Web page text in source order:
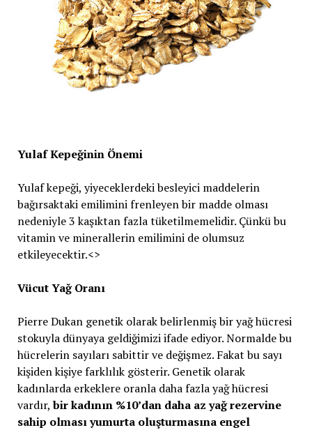
Yulaf Kepeğinin Önemi
Yulaf kepeği, yiyeceklerdeki besleyici maddelerin
bağırsaktaki emilimini frenleyen bir madde olması
nedeniyle 3 kaşıktan fazla tüketilmemelidir. Çünkü bu
vitamin ve minerallerin emilimini de olumsuz
etkileyecektir.<>
Vücut Yağ Oranı
Pierre Dukan genetik olarak belirlenmiş bir yağ hücresi
stokuyla dünyaya geldiğimizi ifade ediyor. Normalde bu
hücrelerin sayıları sabittir ve değişmez. Fakat bu sayı
kişiden kişiye farklılık gösterir. Genetik olarak
kadınlarda erkeklere oranla daha fazla yağ hücresi
vardır,bir kadının %10’dan daha az yağ rezervine
sahip olması yumurta oluşturmasına engel